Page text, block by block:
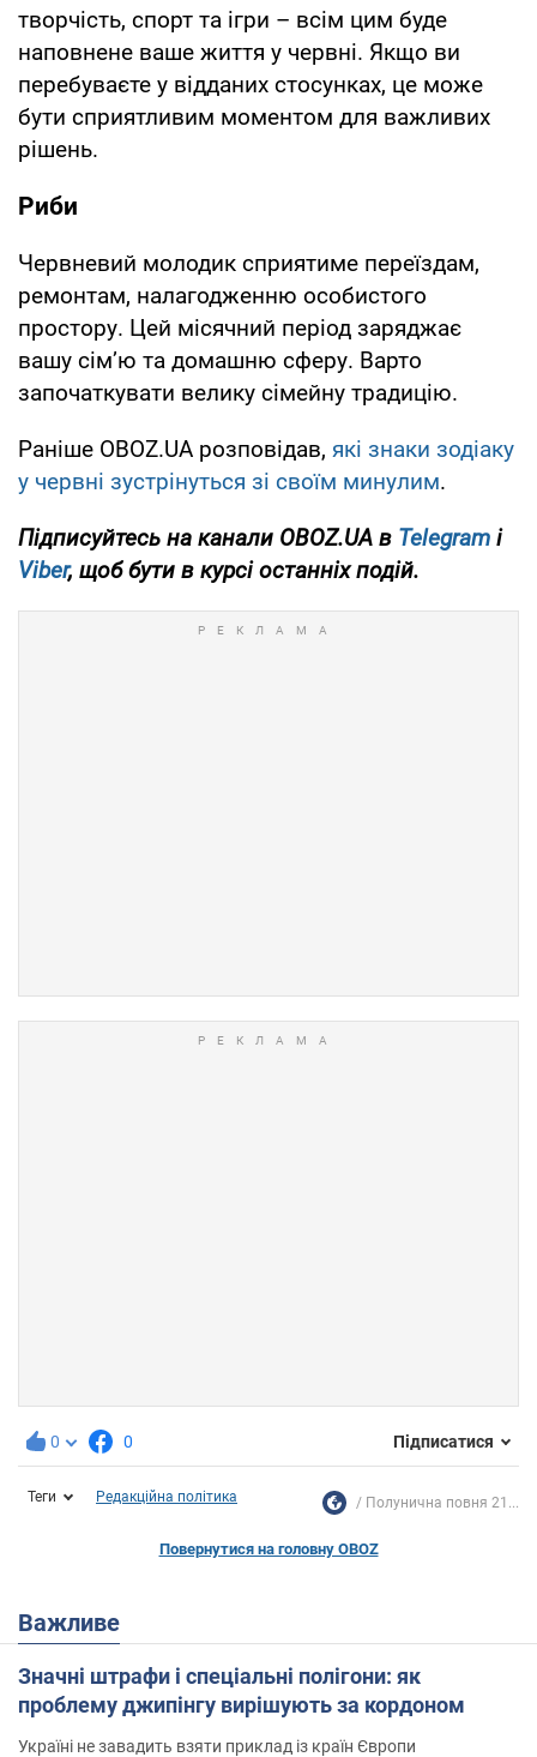
творчість, спорт та ігри – всім цим буде
наповнене ваше життя у червні. Якщо ви
перебуваєте у відданих стосунках, це може
бути сприятливим моментом для важливих
рішень.
Риби
Червневий молодик сприятиме переїздам,
ремонтам, налагодженню особистого
простору. Цей місячний період заряджає
вашу сім’ю та домашню сферу. Варто
започаткувати велику сімейну традицію.
Раніше OBOZ.UA розповідав, які знаки зодіаку
у червні зустрінуться зі своїм минулим.
Підписуйтесь на канали OBOZ.UA в Telegram і
Viber, щоб бути в курсі останніх подій.
0 0 Підписатися
Теги Редакційна політика Полунична повня 21...
Повернутися на головну OBOZ
Важливе
Значні штрафи і спеціальні полігони: як
проблему джипінгу вирішують за кордоном
Україні не завадить взяти приклад із країн Європи